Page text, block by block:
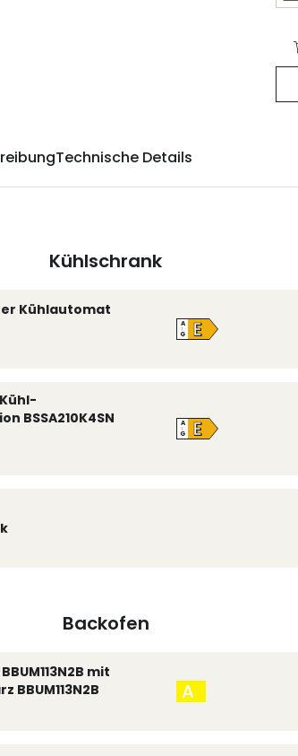
Technische Details
Kühlschrank
Kühlautomat
A
↑
G E
BSSA210K4SN
A
↑
G E
Backofen
mit
BBUM113N2B
A